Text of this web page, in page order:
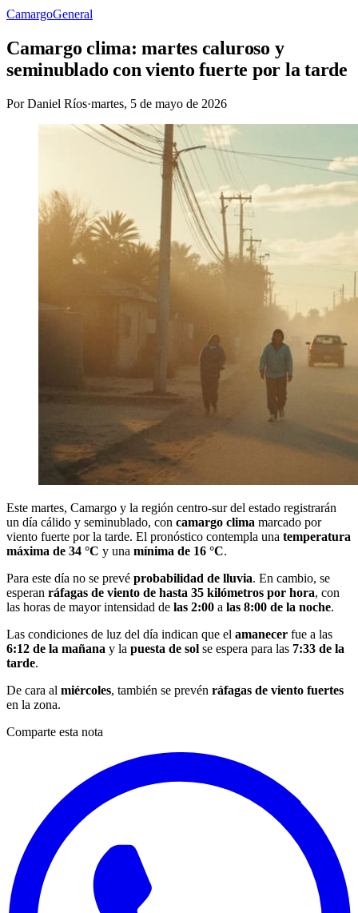
CamargoGeneral
Camargo clima: martes caluroso y
seminublado con viento fuerte por la tarde
PorDaniel Ríos·martes, 5 de mayo de 2026
Este martes, Camargo y la región centro-sur del estado registrarán
un día cálido y seminublado, con camargo clima marcado por
viento fuerte por la tarde. El pronóstico contempla una temperatura
máxima de 34 °C y una mínima de 16 °C.
Para este día no se prevé probabilidad de lluvia. En cambio, se
esperan ráfagas de viento de hasta 35 kilómetros por hora, con
las horas de mayor intensidad de las 2:00 a las 8:00 de la noche.
Las condiciones de luz del día indican que el amanecer fue a las
6:12 de la mañana y la puesta de sol se espera para las 7:33 de la
tarde.
De cara al miércoles, también se prevén ráfagas de viento fuertes
en la zona.
Comparte esta nota